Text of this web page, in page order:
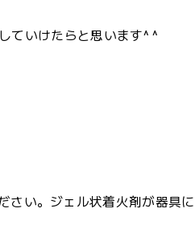
ていけたらと思います^ ^
さい。ジェル状着火剤が器具